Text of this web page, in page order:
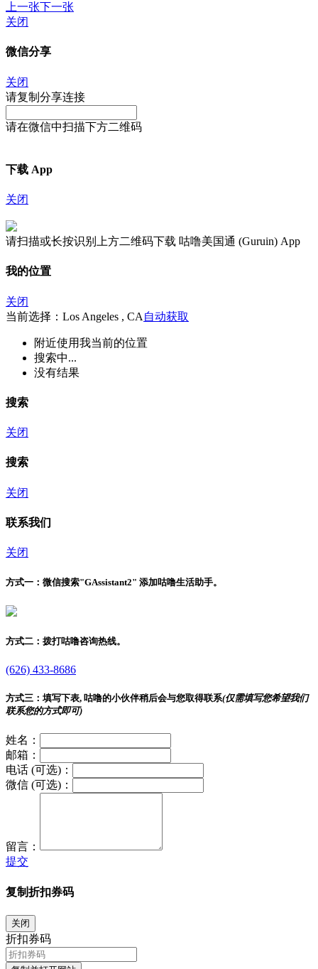
上一张下一张
关闭
微信分享
关闭
请复制分享连接
请在微信中扫描下方二维码
下载 App
关闭
请扫描或长按识别上方二维码下载 咕噜美国通 (Guruin) App
我的位置
关闭
当前选择：Los Angeles , CA 自动获取
附近使用我当前的位置
搜索中...
没有结果
搜索
关闭
搜索
关闭
联系我们
关闭
方式一： 微信搜索"GAssistant2" 添加咕噜生活助手。
方式二： 拨打咕噜咨询热线。
(626) 433-8686
方式三： 填写下表, 咕噜的小伙伴稍后会与您取得联系(仅需填写您希望我们
联系您的方式即可)
姓名：
邮箱：
电话 (可选)：
微信 (可选)：
留言：
提交
复制折扣券码
关闭
折扣券码